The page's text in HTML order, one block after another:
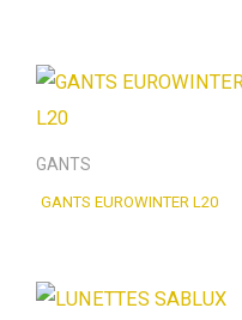
GANTS
GANTS EUROWINTER L20